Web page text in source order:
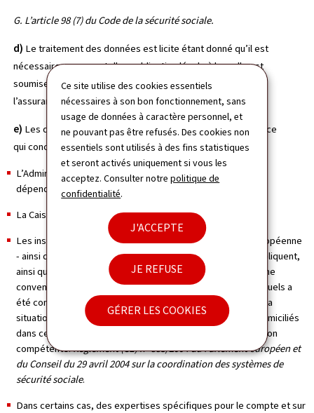
Ce site utilise des cookies essentiels
nécessaires à son bon fonctionnement, sans
usage de données à caractère personnel, et
ne pouvant pas être refusés. Des cookies non
essentiels sont utilisés à des fins statistiques
et seront activés uniquement si vous les
acceptez. Consulter notrepolitique de
confidentialité.
J'ACCEPTE
JE REFUSE
GÉRER LES COOKIES
G. L’article 98 (7) du Code de la sécurité sociale.
d) Le traitement des données est licite étant donné qu’il est
nécessaire au respect d'une obligation légale à laquelle est
soumise l’Administration d’évaluation et de contrôle de
l’assurance dépendance.
e) Les destinataires des données à caractère personnel en ce
qui concernele traitement 1sont:
L’Administration d’évaluation et de contrôle de l’assurance
dépendance
La Caisse Nationale de Santé
Les institutions de sécurité sociale des pays de l'Union européenne
- ainsi que celles des pays où les Règlements 883/987 s'appliquent,
ainsi que celles des pays avec lesquels de Luxembourg a une
convention bilatérale concernant la dépendance - avec lesquels a
été conclu un accord en ce qui concerne la constatation de la
situation de dépendance de demandeurs de prestations domiciliés
dans ces pays et pour lesquels le Luxembourg est l'institution
compétente.Règlement (CE) n° 883/2004 du Parlement européen et
du Conseil du 29 avril 2004 sur la coordination des systèmes de
sécurité sociale.
Dans certains cas, des expertises spécifiques pour le compte et sur